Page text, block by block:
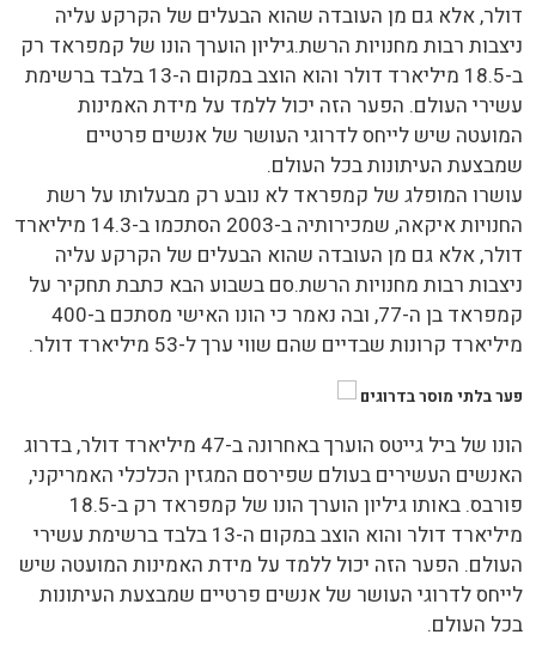
דולר, אלא גם מן העובדה שהוא הבעלים של הקרקע עליה
ניצבות רבות מחנויות הרשת.גיליון הוערך הונו של קמפראד רק
ב-18.5 מיליארד דולר והוא הוצב במקום ה-13 בלבד ברשימת
עשירי העולם. הפער הזה יכול ללמד על מידת האמינות
המועטה שיש לייחס לדרוגי העושר של אנשים פרטיים
שמבצעת העיתונות בכל העולם.
עושרו המופלג של קמפראד לא נובע רק מבעלותו על רשת
החנויות איקאה, שמכירותיה ב-2003 הסתכמו ב-14.3 מיליארד
דולר, אלא גם מן העובדה שהוא הבעלים של הקרקע עליה
ניצבות רבות מחנויות הרשת.סם בשבוע הבא כתבת תחקיר על
קמפראד בן ה-77, ובה נאמר כי הונו האישי מסתכם ב-400
מיליארד קרונות שבדיים שהם שווי ערך ל-53 מיליארד דולר.
פער בלתי מוסר בדרוגים
הונו של ביל גייטס הוערך באחרונה ב-47 מיליארד דולר, בדרוג
האנשים העשירים בעולם שפירסם המגזין הכלכלי האמריקני,
פורבס. באותו גיליון הוערך הונו של קמפראד רק ב-18.5
מיליארד דולר והוא הוצב במקום ה-13 בלבד ברשימת עשירי
העולם. הפער הזה יכול ללמד על מידת האמינות המועטה שיש
לייחס לדרוגי העושר של אנשים פרטיים שמבצעת העיתונות
בכל העולם.